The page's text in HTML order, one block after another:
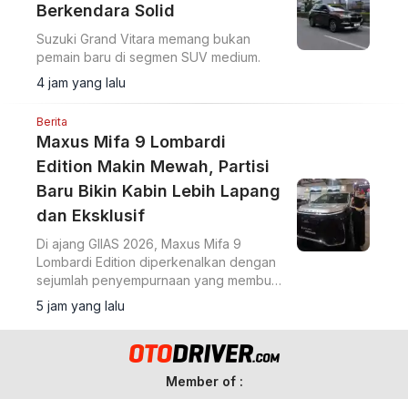
Berkendara Solid
Suzuki Grand Vitara memang bukan
pemain baru di segmen SUV medium.
4 jam yang lalu
Berita
Maxus Mifa 9 Lombardi
Edition Makin Mewah, Partisi
Baru Bikin Kabin Lebih Lapang
dan Eksklusif
Di ajang GIIAS 2026, Maxus Mifa 9
Lombardi Edition diperkenalkan dengan
sejumlah penyempurnaan yang membuat
MPV listrik premium ini terasa semakin
eksklusif.
5 jam yang lalu
Member of :